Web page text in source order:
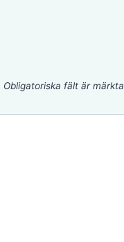
Obligatoriska fält är märkta